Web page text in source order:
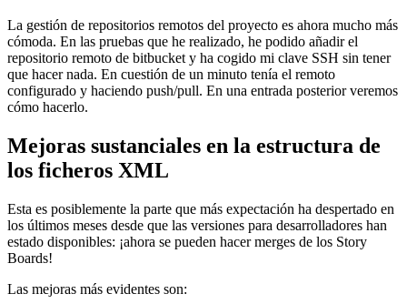
La gestión de repositorios remotos del proyecto es ahora mucho más
cómoda. En las pruebas que he realizado, he podido añadir el
repositorio remoto de bitbucket y ha cogido mi clave SSH sin tener
que hacer nada. En cuestión de un minuto tenía el remoto
configurado y haciendo push/pull. En una entrada posterior veremos
cómo hacerlo.
Mejoras sustanciales en la estructura de
los ficheros XML
Esta es posiblemente la parte que más expectación ha despertado en
los últimos meses desde que las versiones para desarrolladores han
estado disponibles: ¡ahora se pueden hacer merges de los Story
Boards!
Las mejoras más evidentes son: